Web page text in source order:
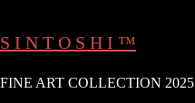
to
S I N T O S H I ™
FINE ART COLLECTION 2025